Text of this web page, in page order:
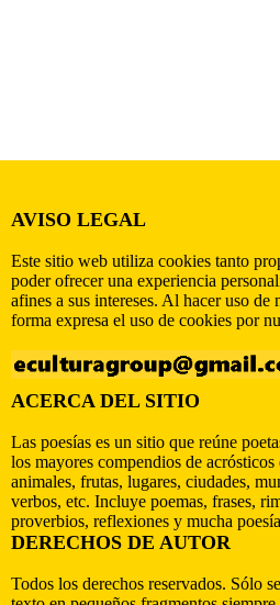
AVISO LEGAL
Este sitio web utiliza cookies tanto
poder ofrecer una experiencia
afines a sus intereses. Al hacer uso de
forma expresa el uso de cookies por
ACERCA DEL SITIO
Las poesías es un sitio que reúne
los mayores compendios de
animales, frutas, lugares, ciudades,
verbos, etc. Incluye poemas, frases,
proverbios, reflexiones y mucha
DERECHOS DE AUTOR
Todos los derechos reservados. Sólo